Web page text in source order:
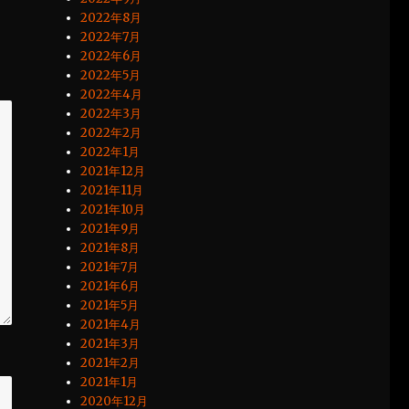
2022年8月
2022年7月
2022年6月
2022年5月
2022年4月
2022年3月
2022年2月
2022年1月
2021年12月
2021年11月
2021年10月
2021年9月
2021年8月
2021年7月
2021年6月
2021年5月
2021年4月
2021年3月
2021年2月
2021年1月
2020年12月